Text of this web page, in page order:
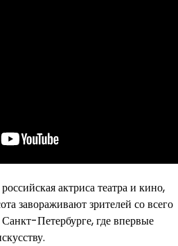
актриса театра и кино,
завораживают зрителей со всего
Петербурге, где впервые